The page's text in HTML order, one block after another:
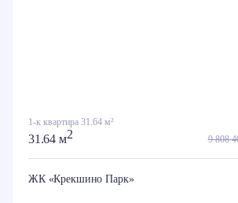
1-к квартира 31.64 м²
31.64 м2 9 808
ЖК «Крекшино Парк»